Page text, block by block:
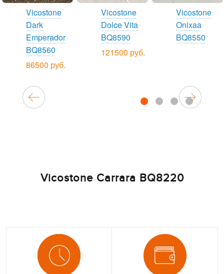
Vicostone
Dark
Emperador
BQ8560
86500 руб.
Vicostone
Dolce Vita
BQ8590
121500 руб.
Vicostone
Onixaa
BQ8550
1 2 3 4
Vicostone Carrara BQ8220